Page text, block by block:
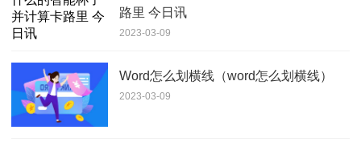
路里 今日讯
2023-03-09
Word怎么划横线（word怎么划横线）
2023-03-09